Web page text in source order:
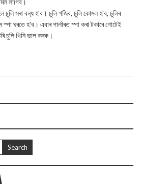
লাগিব।
চুলি সৰা বন্ধ হ'ব। চুলি গজিব, চুলি কোমল হ'ব, চুলিৰ
ঘৰতে হ'ব। এবাৰ পাৰ্লাৰত স্পা কৰা টকাৰে গোটেই
চুলি খিনি ভাল কৰক।